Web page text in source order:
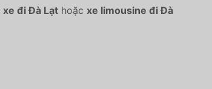
xe đi Đà Lạt hoặc xe limousine đi Đà